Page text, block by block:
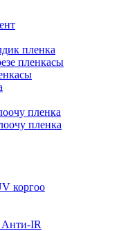
пленка
пленкасы
пленка
пленка
коргоо
IR